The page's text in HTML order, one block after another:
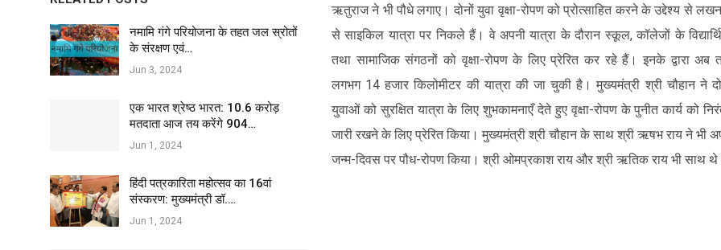
नमामि गंगे परियोजना के तहत जल स्रोतों
के संरक्षण एवं…
Jun 3, 2024
एक भारत श्रेष्ठ भारत: 10.6 करोड़
मतदाता आज तय करेंगे 904…
Jun 1, 2024
हिंदी पत्रकारिता महोत्सव का 16वां
संस्करण: मुख्यमंत्री डॉ.…
Jun 1, 2024
ऋतुराज ने भी पौधे लगाए। दोनों युवा वृक्षा-रोपण को प्रोत्साहित करने के उद्देश्य से
से साइकिल यात्रा पर निकले हैं। वे अपनी यात्रा के दौरान स्कूल, कॉलेजों के
तथा सामाजिक संगठनों को वृक्षा-रोपण के लिए प्रेरित कर रहे हैं। इनके द्वारा अब
लगभग 14 हजार किलोमीटर की यात्रा की जा चुकी है। मुख्यमंत्री श्री चौहान ने
युवाओं को सुरक्षित यात्रा के लिए शुभकामनाएँ देते हुए वृक्षा-रोपण के पुनीत कार्य को
जारी रखने के लिए प्रेरित किया। मुख्यमंत्री श्री चौहान के साथ श्री ऋषभ राय ने भी
जन्म-दिवस पर पौध-रोपण किया। श्री ओमप्रकाश राय और श्री ऋतिक राय भी साथ